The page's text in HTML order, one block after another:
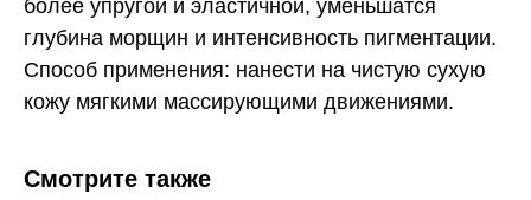
более упругой и эластичной, уменьшатся
глубина морщин и интенсивность пигментации.
Способ применения: нанести на чистую сухую
кожу мягкими массирующими движениями.
Смотрите также